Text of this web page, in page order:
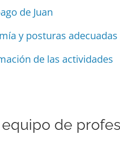
de Juan
y posturas adecuadas
de las actividades
de